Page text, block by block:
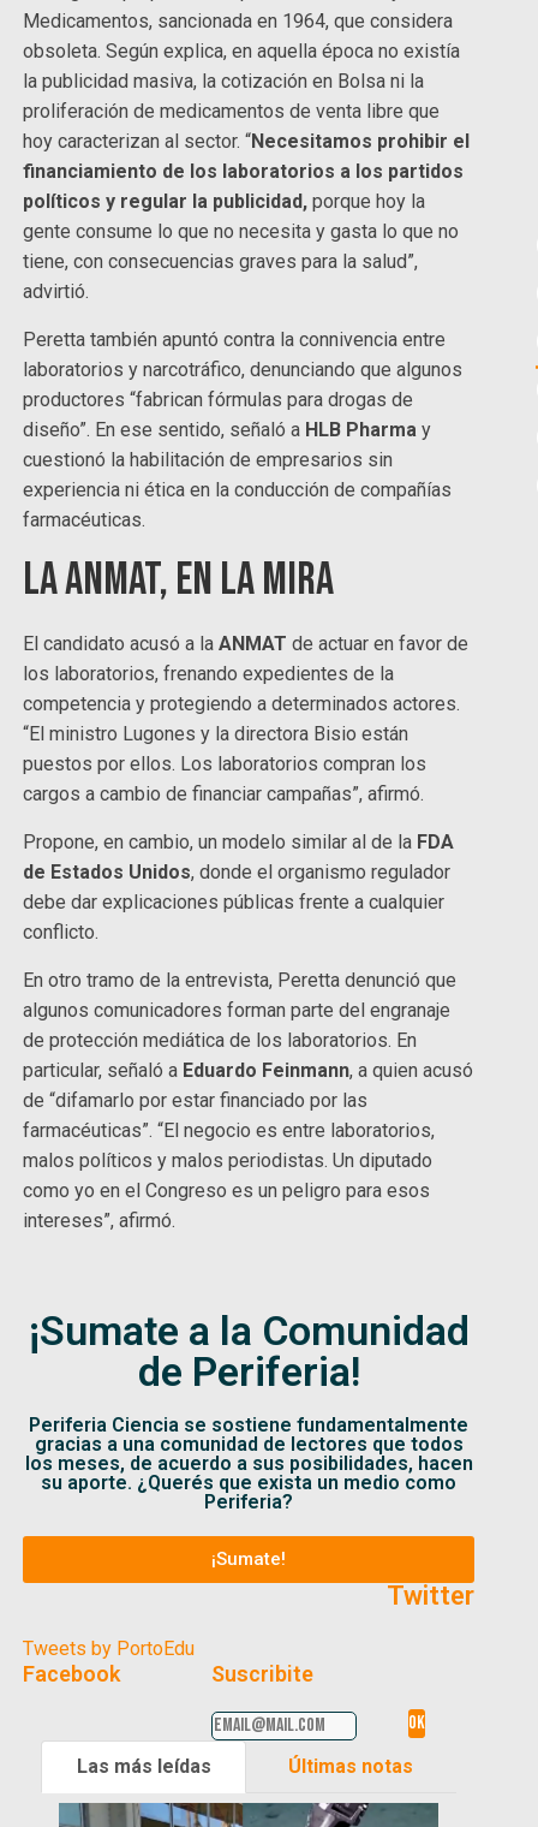
Medicamentos, sancionada en 1964, que considera
obsoleta. Según explica, en aquella época no existía
la publicidad masiva, la cotización en Bolsa ni la
proliferación de medicamentos de venta libre que
hoy caracterizan al sector. “Necesitamos prohibir el
financiamiento de los laboratorios a los partidos
políticos y regular la publicidad,porque hoy la
gente consume lo que no necesita y gasta lo que no
tiene, con consecuencias graves para la salud”,
advirtió.
Peretta también apuntó contra la connivencia entre
laboratorios y narcotráfico, denunciando que algunos
productores “fabrican fórmulas para drogas de
diseño”. En ese sentido, señaló a HLB Pharma y
cuestionó la habilitación de empresarios sin
experiencia ni ética en la conducción de compañías
farmacéuticas.
La ANMAT, en la mira
El candidato acusó a laANMAT de actuar en favor de
los laboratorios, frenando expedientes de la
competencia y protegiendo a determinados actores.
“El ministro Lugones y la directora Bisio están
puestos por ellos. Los laboratorios compran los
cargos a cambio de financiar campañas”, afirmó.
Propone, en cambio, un modelo similar al de la FDA
de Estados Unidos, donde el organismo regulador
debe dar explicaciones públicas frente a cualquier
conflicto.
En otro tramo de la entrevista, Peretta denunció que
algunos comunicadores forman parte del engranaje
de protección mediática de los laboratorios. En
particular, señaló a Eduardo Feinmann, a quien acusó
de “difamarlo por estar financiado por las
farmacéuticas”. “El negocio es entre laboratorios,
malos políticos y malos periodistas. Un diputado
como yo en el Congreso es un peligro para esos
intereses”, afirmó.
¡Sumate a la Comunidad
de Periferia!
Periferia Ciencia se sostiene fundamentalmente
gracias a una comunidad de lectores que todos
los meses, de acuerdo a sus posibilidades, hacen
su aporte. ¿Querés que exista un medio como
Periferia?
¡Sumate!
Twitter
Tweets by PortoEdu
Facebook Suscribite
Las más leídas Últimas notas